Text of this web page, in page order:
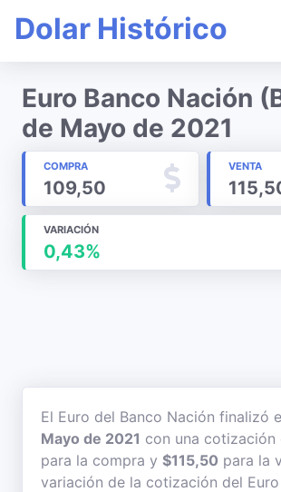
Dolar Histórico
Euro Banco Nación
de Mayo de 2021
COMPRA
109,50
VENTA
VARIACIÓN
0,43%
El Euro del Banco Nación finalizó
Mayo de 2021 con una cotización
para la compra y $115,50 para la
variación de la cotización del